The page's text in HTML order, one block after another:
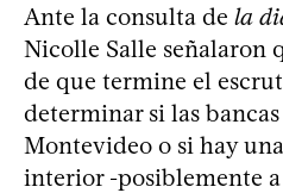
Ante la consulta de la
Nicolle Salle señalaron
de que termine el
determinar si las
Montevideo o si hay
interior -posiblemente a